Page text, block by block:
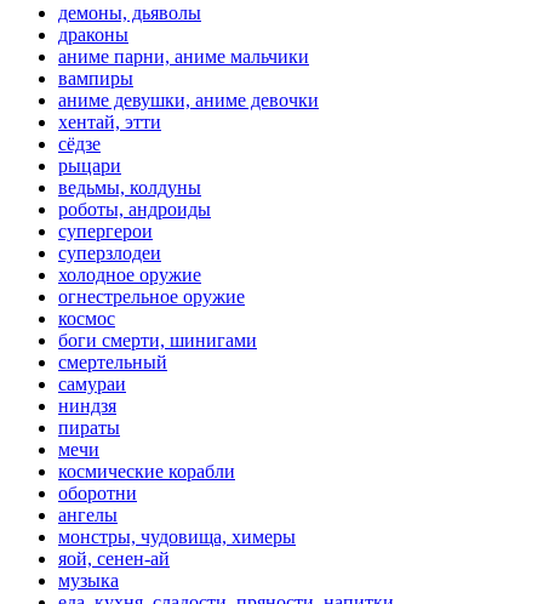
демоны, дьяволы
драконы
аниме парни, аниме мальчики
вампиры
аниме девушки, аниме девочки
хентай, этти
сёдзе
рыцари
ведьмы, колдуны
роботы, андроиды
супергерои
суперзлодеи
холодное оружие
огнестрельное оружие
космос
боги смерти, шинигами
смертельный
самураи
ниндзя
пираты
мечи
космические корабли
оборотни
ангелы
монстры, чудовища, химеры
яой, сенен-ай
музыка